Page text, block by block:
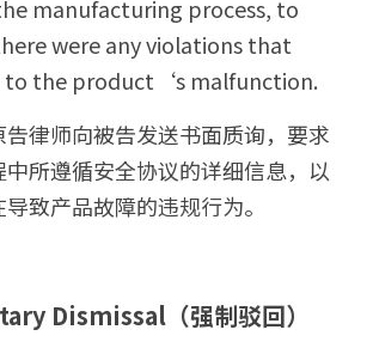
manufacturing process, to
were any violations that
the product‘s malfunction.
律师向被告发送书面质询，要求
所遵循安全协议的详细信息，以
致产品故障的违规行为。
Dismissal（强制驳回）